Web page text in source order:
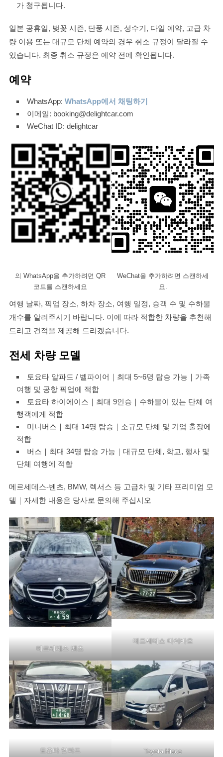
가 청구됩니다.
일본 공휴일, 벚꽃 시즌, 단풍 시즌, 성수기, 다일 예약, 고급 차
량 이용 또는 대규모 단체 예약의 경우 취소 규정이 달라질 수
있습니다. 최종 취소 규정은 예약 전에 확인됩니다.
예약
WhatsApp: WhatsApp에서 채팅하기
이메일: booking@delightcar.com
WeChat ID: delightcar
의 WhatsApp을 추가하려면 QR
코드를 스캔하세요
WeChat을 추가하려면 스캔하세
요.
여행 날짜, 픽업 장소, 하차 장소, 여행 일정, 승객 수 및 수하물
개수를 알려주시기 바랍니다. 이에 따라 적합한 차량을 추천해
드리고 견적을 제공해 드리겠습니다.
전세 차량 모델
토요타 알파드 / 벨파이어｜최대 5~6명 탑승 가능｜가족
여행 및 공항 픽업에 적합
토요타 하이에이스｜최대 9인승｜수하물이 있는 단체 여
행객에게 적합
미니버스｜최대 14명 탑승｜소규모 단체 및 기업 출장에
적합
버스｜최대 34명 탑승 가능｜대규모 단체, 학교, 행사 및
단체 여행에 적합
메르세데스-벤츠, BMW, 렉서스 등 고급차 및 기타 프리미엄 모
델｜자세한 내용은 당사로 문의해 주십시오
메르세데스 벤츠
메르세데스 마이바흐
토요타 알파드 Toyota Hiace